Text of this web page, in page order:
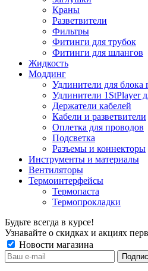
Краны
Разветвители
Фильтры
Фитинги для трубок
Фитинги для шлангов
Жидкость
Моддинг
Удлинители для блока
Удлинители 1StPlayer
Держатели кабелей
Кабели и разветвители
Оплетка для проводов
Подсветка
Разъемы и коннекторы
Инструменты и материалы
Вентиляторы
Термоинтерфейсы
Термопаста
Термопрокладки
Будьте всегда в курсе!
Узнавайте о скидках и акциях
Новости магазина